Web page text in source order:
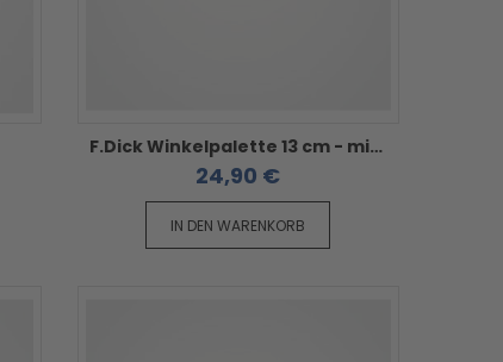
F.Dick Winkelpalette 13 cm - mit geschlitzter Klinge
24,90 €
IN DEN WARENKORB